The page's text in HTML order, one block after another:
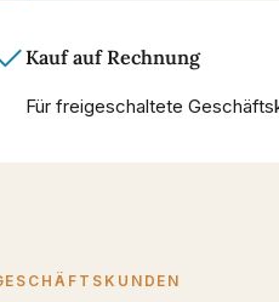
Kauf auf Rechnung
Für freigeschaltete